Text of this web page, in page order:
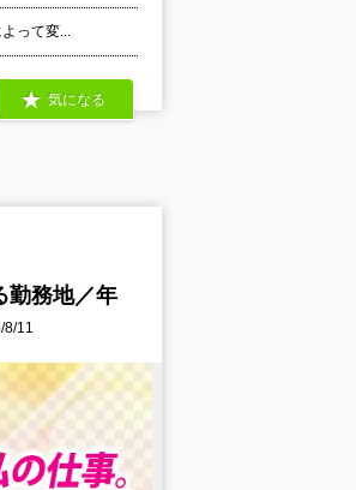
って変...
気になる
勤務地／年
8/11